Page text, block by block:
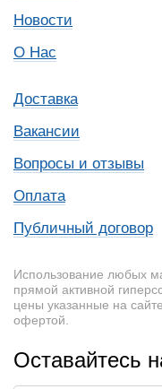
Новости
О Нас
Доставка
Вакансии
Вопросы и отзывы
Оплата
Публичный договор
Использование любых
прямой активной
цены указанные на
офертой.
Оставайтесь